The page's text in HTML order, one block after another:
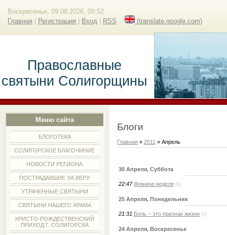
Воскресенье, 09.08.2026, 09:52
Главная
Регистрация Вход RSS (translate.google.com)
Православные
святыни Солигорщины
Меню сайта
БЛОГОТЕКА
СОЛИГОРСКОЕ БЛАГОЧИНИЕ
НОВОСТИ РЕГИОНА
ПОСТРАДАВШИЕ ЗА ВЕРУ
УТРАЧЕННЫЕ СВЯТЫНИ
СВЯТЫНИ НАШЕГО ХРАМА
ХРИСТО-РОЖДЕСТВЕНСКИЙ
ПРИХОД Г. СОЛИГОРСКА
Блоги
Главная » 2011 » Апрель
30 Апреля, Суббота
22:47 Фомина неделя (0)
25 Апреля, Понедельник
21:31 Боль – это признак жизни (0)
24 Апреля, Воскресенье